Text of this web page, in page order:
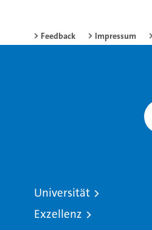
Feedback Impressum
Universität
Exzellenz